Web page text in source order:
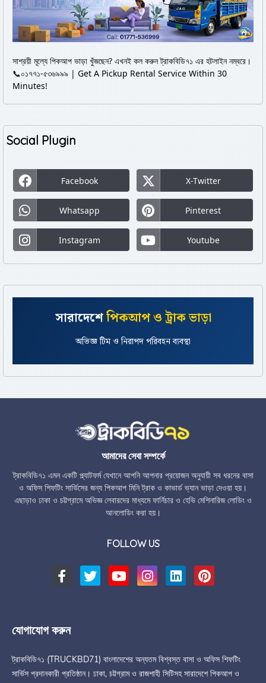
সাশ্রয়ী মূল্যে পিকআপ ভাড়া খুঁজছেন? এখনই কল করুন ট্রাকবিডি৭১ এর হটলাইন নম্বরে।
📞০১৭৭১-৫৩৬৯৯৯ | Get A Pickup Rental Service Within 30
Minutes!
Social Plugin
Facebook X-Twitter
Whatsapp Pinterest
Instagram Youtube
সারাদেশেপিকআপ ও ট্রাক ভাড়া
সকাল ৮টা থেকে রাত ১১টা সাপোর্ট ও সহজ বুকিং প্রসেস
আমাদের সেবা সম্পর্কে
ট্রাকবিডি৭১ এমন একটি প্ল্যাটফর্ম যেখানে আপনি আপনার প্রয়োজন অনুযায়ী সব ধরনের বাসা
ও অফিস শিফটিং সার্ভিসের জন্য পিকআপ মিনি ট্রাক ও কাভার্ড ভ্যান ভাড়া দেওয়া হয়।
এছাড়াও ঢাকা ও চট্টগ্রামে অভিজ্ঞ লেবারদের মাধ্যমে ফার্নিচার ও হেভি মেশিনারিজ লোডিং ও
আনলোডিং করা হয়।
FOLLOW US
যোগাযোগ করুন
ট্রাকবিডি৭১ (TRUCKBD71) বাংলাদেশের অন্যতম বিশ্বস্ত বাসা ও অফিস শিফটিং
সার্ভিস প্রদানকারী প্রতিষ্ঠান। ঢাকা, চট্টগ্রাম ও রাজশাহী সিটিসহ সারাদেশে পিকআপ ও